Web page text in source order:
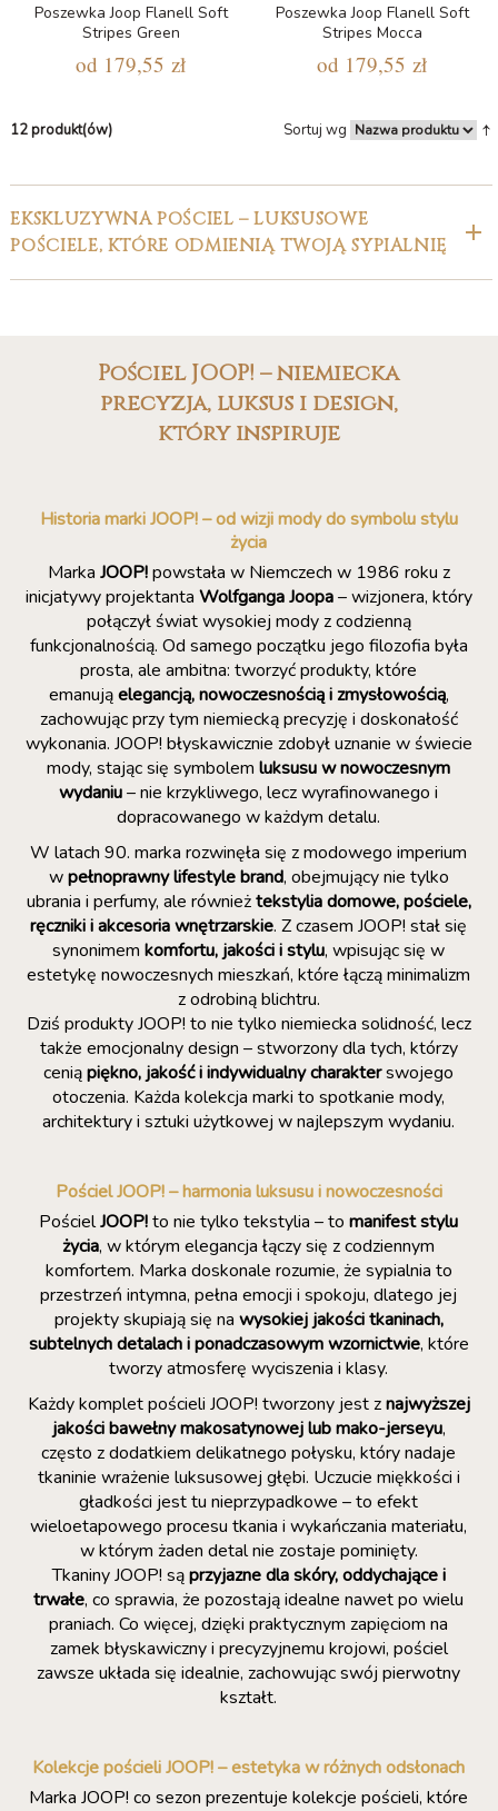
Poszewka Joop Flanell Soft
Stripes Green
od 179,55 zł
Poszewka Joop Flanell Soft
Stripes Mocca
od 179,55 zł
12 produkt(ów) Sortuj wg
EKSKLUZYWNA POŚCIEL – LUKSUSOWE
POŚCIELE, KTÓRE ODMIENIĄ TWOJĄ SYPIALNIĘ
Pościel JOOP! – niemiecka
precyzja, luksus i design,
który inspiruje
Historia marki JOOP! – od wizji mody do symbolu stylu
życia
Marka JOOP!powstała w Niemczech w 1986 roku z
inicjatywy projektanta Wolfganga Joopa– wizjonera, który
połączył świat wysokiej mody z codzienną
funkcjonalnością. Od samego początku jego filozofia była
prosta, ale ambitna: tworzyć produkty, które
emanująelegancją, nowoczesnością i zmysłowością,
zachowując przy tym niemiecką precyzję i doskonałość
wykonania. JOOP! błyskawicznie zdobył uznanie w świecie
mody, stając się symbolemluksusu w nowoczesnym
wydaniu– nie krzykliwego, lecz wyrafinowanego i
dopracowanego w każdym detalu.
W latach 90. marka rozwinęła się z modowego imperium
wpełnoprawny lifestyle brand, obejmujący nie tylko
ubrania i perfumy, ale równieżtekstylia domowe, pościele,
ręczniki i akcesoria wnętrzarskie. Z czasem JOOP! stał się
synonimemkomfortu, jakości i stylu, wpisując się w
estetykę nowoczesnych mieszkań, które łączą minimalizm
z odrobiną blichtru.
Dziś produkty JOOP! to nie tylko niemiecka solidność, lecz
także emocjonalny design – stworzony dla tych, którzy
ceniąpiękno, jakość i indywidualny charakterswojego
otoczenia. Każda kolekcja marki to spotkanie mody,
architektury i sztuki użytkowej w najlepszym wydaniu.
Pościel JOOP! – harmonia luksusu i nowoczesności
PościelJOOP!to nie tylko tekstylia – tomanifest stylu
życia, w którym elegancja łączy się z codziennym
komfortem. Marka doskonale rozumie, że sypialnia to
przestrzeń intymna, pełna emocji i spokoju, dlatego jej
projekty skupiają się na wysokiej jakości tkaninach,
subtelnych detalach i ponadczasowym wzornictwie, które
tworzy atmosferę wyciszenia i klasy.
Każdy komplet pościeli JOOP! tworzony jest znajwyższej
jakości bawełny makosatynowej lub mako-jerseyu,
często z dodatkiem delikatnego połysku, który nadaje
tkaninie wrażenie luksusowej głębi. Uczucie miękkości i
gładkości jest tu nieprzypadkowe – to efekt
wieloetapowego procesu tkania i wykańczania materiału,
w którym żaden detal nie zostaje pominięty.
Tkaniny JOOP! sąprzyjazne dla skóry, oddychające i
trwałe, co sprawia, że pozostają idealne nawet po wielu
praniach. Co więcej, dzięki praktycznym zapięciom na
zamek błyskawiczny i precyzyjnemu krojowi, pościel
zawsze układa się idealnie, zachowując swój pierwotny
kształt.
Kolekcje pościeli JOOP! – estetyka w różnych odsłonach
Marka JOOP! co sezon prezentuje kolekcje pościeli, które